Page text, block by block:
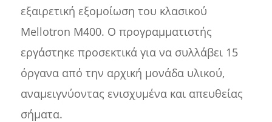
εξαιρετική εξομοίωση του κλασικού
Mellotron M400. Ο προγραμματιστής
εργάστηκε προσεκτικά για να συλλάβει 15
όργανα από την αρχική μονάδα υλικού,
αναμειγνύοντας ενισχυμένα και απευθείας
σήματα.